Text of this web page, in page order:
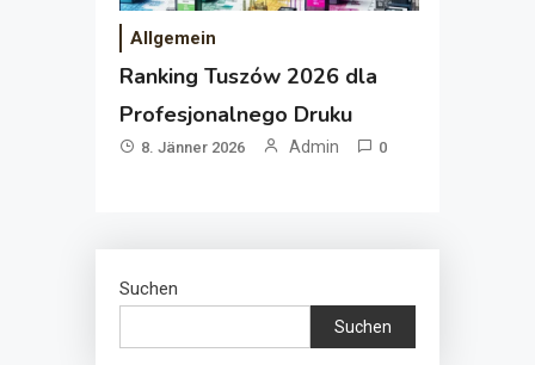
Allgemein
Ranking Tuszów 2026 dla
Profesjonalnego Druku
8. Jänner 2026 Admin 0
Suchen
Suchen